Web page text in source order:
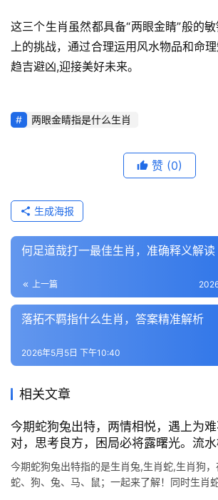
这三个生肖虽然都具备“两眼金睛”般的
上的挑战，通过合理运用风水物品和命
趋吉避凶,迎接美好未来。
两眼金睛指是什么生肖
赞 (0)
生成海报
何足道哉打一最佳生肖，准确释义解读
上一篇
落拓不羁指什么生肖，答案精准解析
2026年5月5日 下午10:40
相关文章
今期蛇狗兔出特，两情相悦，遇上为
对，思考良方，困局必将露曙光。流
久啼多音信少是指什么生肖，精选解
今期蛇狗兔出特指的是生肖兔,生肖蛇,生肖狗
蛇、狗、兔、马、鼠；一起来了解！同时生肖